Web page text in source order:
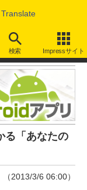
Translate
検索 Impressサイト
「あなたの
（2013/3/6 06:00）